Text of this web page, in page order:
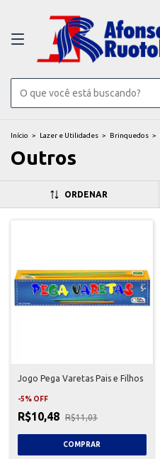
Início > Lazer e Utilidades > Brinquedos >
Outros
ORDENAR
Jogo Pega Varetas Pais e Filhos
-5% OFF
R$10,48 R$11,03